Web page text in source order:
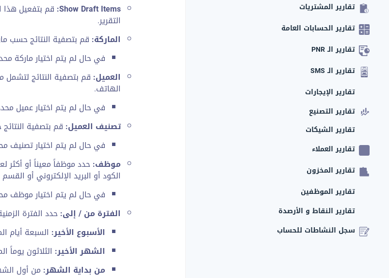
تقارير المشتريات
تقارير الحسابات العامة
تقارير الـ PNR
تقارير الـ SMS
تقارير الإيجارات
تقارير التصنيع
تقارير الشيكات
تقارير العملاء
تقارير المخزون
تقارير الموظفين
تقارير النقاط و الأرصدة
سجل النشاطات للحساب
Show Draft Items: قم بتفعيل هذا
التقرير.
الماركة: قم بتصفية النتائج حسب
في حال لم يتم اختيار ماركة
العميل: قم بتصفية النتائج لتشمل
الهاتف.
في حال لم يتم اختيار عميل
تصنيف العميل: قم بتصفية
في حال لم يتم اختيار تصنيف
موظف:حدد موظفاً معيناً أو أكثر
الكود أو البريد الإلكتروني أو
في حال لم يتم اختيار موظف
الفترة من / إلى:حدد الفترة
الأسبوع الأخير: السبعة أيام
الشهر الأخير: الثلاثون يوماً
من بداية الشهر: من أول